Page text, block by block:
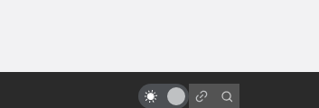
антиутопия про Маленького